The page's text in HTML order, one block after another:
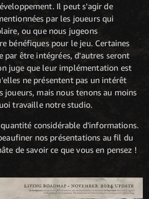
Il peut s'agir de
par les joueurs qui
ou que nous jugeons
bénéfiques pour le jeu. Certaines
être intégrées, d'autres seront
juge que leur implémentation est
ne présentent pas un intérêt
joueurs, mais nous tenons au moins
travaille notre studio.
considérable d'informations.
nos présentations au fil du
de savoir ce que vous en pensez !